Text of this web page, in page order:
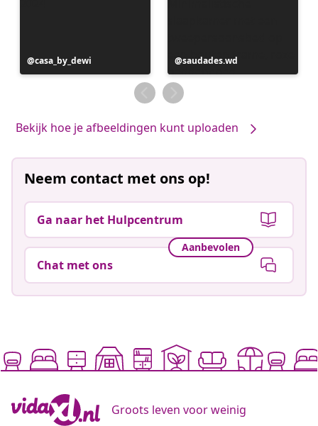
Bericht
gepubliceerd
casa_by_dewi
Bericht
gepubliceerd
door
saudades.wd
Bekijk hoe je afbeeldingen kunt uploaden
Neem contact met ons op!
Ga naar het Hulpcentrum
Aanbevolen
Chat met ons
Groots leven voor weinig